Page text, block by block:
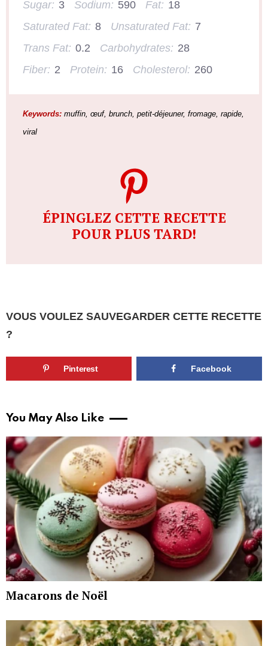
Sugar: 3 Sodium: 590 Fat: 18
Saturated Fat: 8 Unsaturated Fat: 7
Trans Fat: 0.2 Carbohydrates: 28
Fiber: 2 Protein: 16 Cholesterol: 260
Keywords:muffin, œuf, brunch, petit-déjeuner, fromage, rapide,
viral
ÉPINGLEZ CETTE RECETTE
POUR PLUS TARD!
VOUS VOULEZ SAUVEGARDER CETTE RECETTE
?
Pinterest Facebook
You May Also Like
Macarons de Noël